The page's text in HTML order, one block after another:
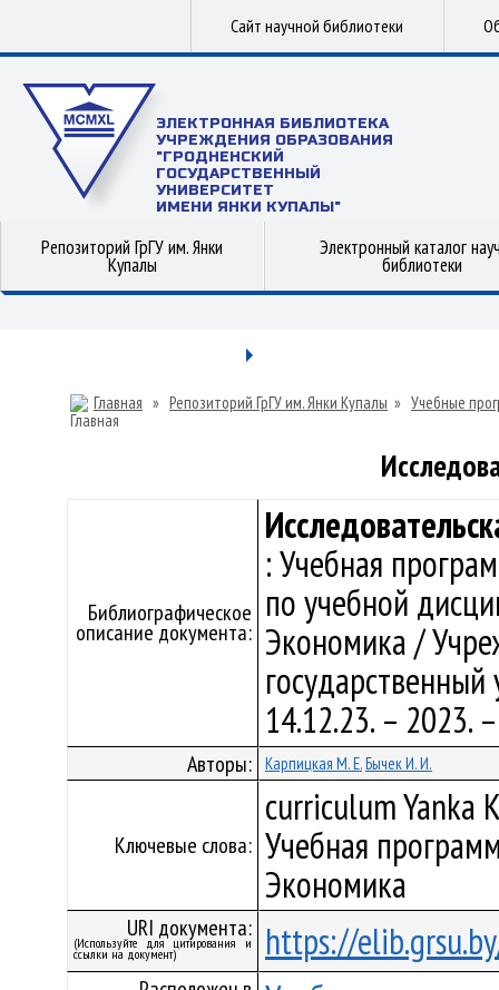
Сайт научной библиотеки
ЭЛЕКТРОННАЯ БИБЛИОТЕКА
УЧРЕЖДЕНИЯ ОБРАЗОВАНИЯ
"ГРОДНЕНСКИЙ
ГОСУДАРСТВЕННЫЙ
УНИВЕРСИТЕТ
ИМЕНИ ЯНКИ КУПАЛЫ"
Репозиторий ГрГУ им. Янки
Купалы
Электронный каталог
библиотеки
Главная » Репозиторий ГрГУ им. Янки Купалы » Учебные
Библиографическое
описание документа:
: Учебная
по учебной
Экономика /
14.12.23. –
Авторы: Карпицкая М. Е.Бычек И. И.
Ключевые слова:
curriculum Yanka
Учебная
Экономика
URI документа:
(Используйте для цитирования и
ссылки на документ) https://